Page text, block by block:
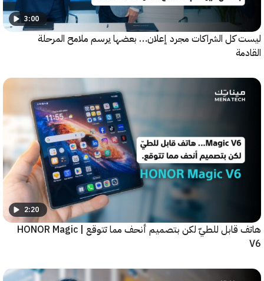
3:00
الشراكات مجرد إعلان… بعضها يرسم ملامح المرحلة
2:20
هاتف قابل للطيّ لكن بتصميم أنحف مما تتوقع | HONOR Magic